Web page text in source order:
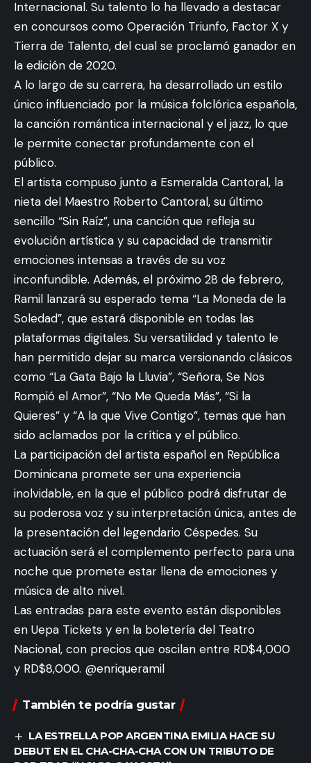
Internacional. Su talento lo ha llevado a destacar
en concursos como Operación Triunfo, Factor X y
Tierra de Talento, del cual se proclamó ganador en
la edición de 2020.
A lo largo de su carrera, ha desarrollado un estilo
único influenciado por la música folclórica española,
la canción romántica internacional y el jazz, lo que
le permite conectar profundamente con el
público.
El artista compuso junto a Esmeralda Cantoral, la
nieta del Maestro Roberto Cantoral, su último
sencillo “Sin Raíz”, una canción que refleja su
evolución artística y su capacidad de transmitir
emociones intensas a través de su voz
inconfundible. Además, el próximo 28 de febrero,
Ramil lanzará su esperado tema “La Moneda de la
Soledad”, que estará disponible en todas las
plataformas digitales. Su versatilidad y talento le
han permitido dejar su marca versionando clásicos
como “La Gata Bajo la Lluvia”, “Señora, Se Nos
Rompió el Amor”, “No Me Queda Más”, “Si la
Quieres” y “A la que Vive Contigo”, temas que han
sido aclamados por la crítica y el público.
La participación del artista español en República
Dominicana promete ser una experiencia
inolvidable, en la que el público podrá disfrutar de
su poderosa voz y su interpretación única, antes de
la presentación del legendario Céspedes. Su
actuación será el complemento perfecto para una
noche que promete estar llena de emociones y
música de alto nivel.
Las entradas para este evento están disponibles
en Uepa Tickets y en la boletería del Teatro
Nacional, con precios que oscilan entre RD$4,000
y RD$8,000. @enriqueramil
También te podría gustar
LA ESTRELLA POP ARGENTINA EMILIA HACE SU
DEBUT EN EL CHA-CHA-CHA CON UN TRIBUTO DE